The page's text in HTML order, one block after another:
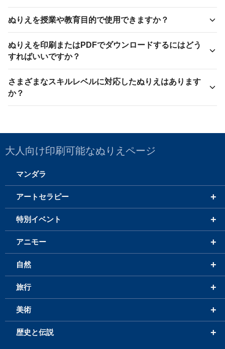
ぬりえを授業や教育目的で使用できますか？
ぬりえを印刷またはPDFでダウンロードするにはどう
すればいいですか？
さまざまなスキルレベルに対応したぬりえはあります
か？
大人向け印刷可能なぬりえページ
マンダラ
+
アートセラピー
+
特別イベント
+
アニモー
+
自然
+
旅行
+
美術
+
歴史と伝説